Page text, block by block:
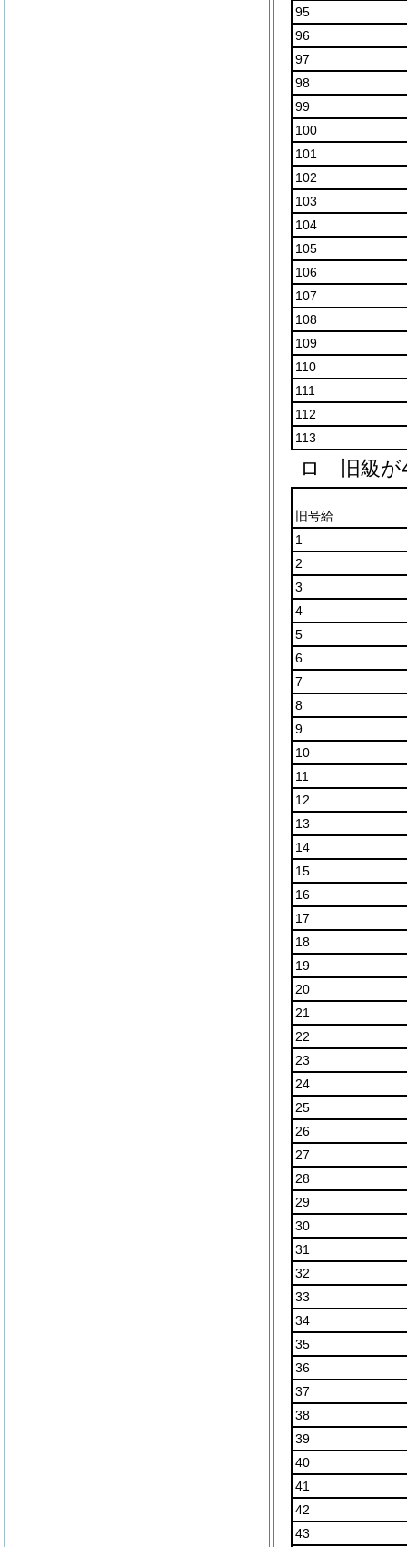
95
96
97
98
99
100
101
102
103
104
105
106
107
108
109
110
111
112
113
ロ 旧級が
旧号給
1
2
3
4
5
6
7
8
9
10
11
12
13
14
15
16
17
18
19
20
21
22
23
24
25
26
27
28
29
30
31
32
33
34
35
36
37
38
39
40
41
42
43